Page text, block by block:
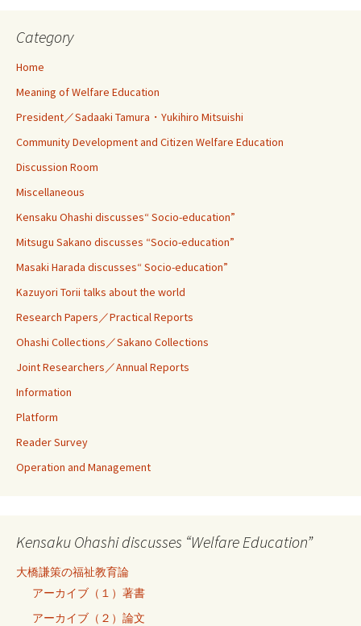
Category
Home
Meaning of Welfare Education
President／Sadaaki Tamura・Yukihiro Mitsuishi
Community Development and Citizen Welfare Education
Discussion Room
Miscellaneous
Kensaku Ohashi discusses“ Socio-education”
Mitsugu Sakano discusses “Socio-education”
Masaki Harada discusses“ Socio-education”
Kazuyori Torii talks about the world
Research Papers／Practical Reports
Ohashi Collections／Sakano Collections
Joint Researchers／Annual Reports
Information
Platform
Reader Survey
Operation and Management
Kensaku Ohashi discusses “Welfare Education”
大橋謙策の福祉教育論
アーカイブ（１）著書
アーカイブ（２）論文